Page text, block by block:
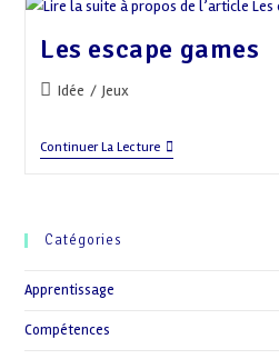
Les escape games
PostIdée / Jeux
Continuer La LectureLes
Escape
Catégories
Apprentissage
Compétences